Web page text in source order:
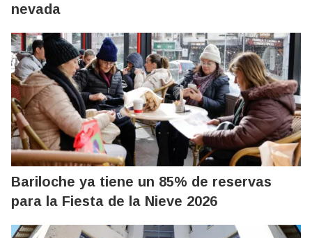
nevada
Bariloche ya tiene un 85% de reservas
para la Fiesta de la Nieve 2026